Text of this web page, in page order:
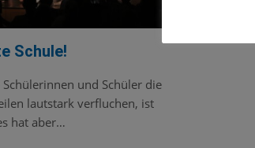
Schule!
Schülerinnen und Schüler die
lautstark verfluchen, ist
hat aber…